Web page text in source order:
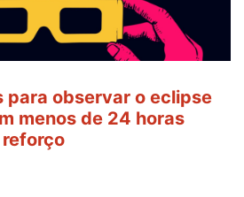
para observar o eclipse
menos de 24 horas